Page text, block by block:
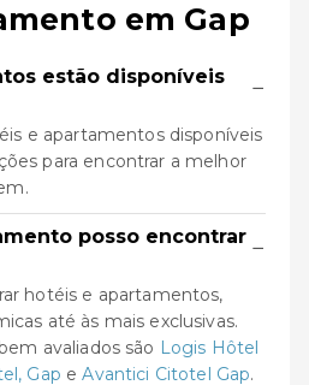
em Gap
estão disponíveis
−
e apartamentos disponíveis
para encontrar a melhor
posso encontrar −
hotéis e apartamentos,
até às mais exclusivas.
avaliados são Logis Hôtel
Gap eAvantici Citotel Gap.